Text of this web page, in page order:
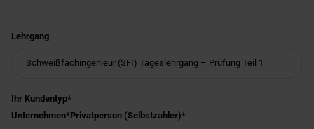
Lehrgang
Ihr Kundentyp
Unternehmen Privatperson (Selbstzahler)